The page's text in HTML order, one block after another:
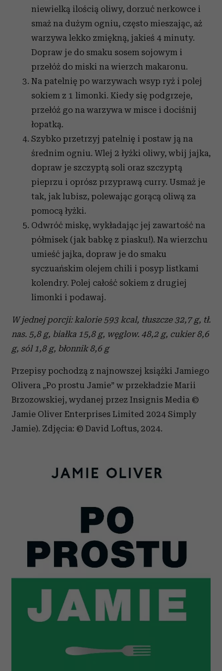
niewielką ilością oliwy, dorzuć nerkowce i
smaż na dużym ogniu, często mieszając, aż
warzywa lekko zmiękną, jakieś 4 minuty.
Dopraw je do smaku sosem sojowym i
przełóż do miski na wierzch makaronu.
Na patelnię po warzywach wsyp ryż i polej
sokiem z 1 limonki. Kiedy się podgrzeje,
przełóż go na warzywa w misce i dociśnij
łopatką.
Szybko przetrzyj patelnię i postaw ją na
średnim ogniu. Wlej 2 łyżki oliwy, wbij jajka,
dopraw je szczyptą soli oraz szczyptą
pieprzu i oprósz przyprawą curry. Usmaż je
tak, jak lubisz, polewając gorącą oliwą za
pomocą łyżki.
Odwróć miskę, wykładając jej zawartość na
półmisek (jak babkę z piasku!). Na wierzchu
umieść jajka, dopraw je do smaku
syczuańskim olejem chili i posyp listkami
kolendry. Polej całość sokiem z drugiej
limonki i podawaj.
W jednej porcji: kalorie 593 kcal, tłuszcze 32,7 g, tł.
nas. 5,8 g, białka 15,8 g, węglow. 48,2 g, cukier 8,6
g, sól 1,8 g, błonnik 8,6 g
Przepisy pochodzą z najnowszej książki Jamiego
Olivera „Po prostu Jamie” w przekładzie Marii
Brzozowskiej, wydanej przez Insignis Media ©
Jamie Oliver Enterprises Limited 2024 Simply
Jamie). Zdjęcia: © David Loftus, 2024.